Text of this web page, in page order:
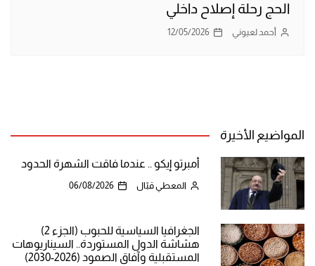
الحج رحلة إصلاح داخلي
أحمد لعيوني 12/05/2026
المواضيع الأخيرة
أمبرتو إيكو .. عندما فاقت الشهرة الحدود
المعطي قبّال 06/08/2026
الجغرافيا السياسية للحبوب (الجزء 2)
هشاشة الدول المستوردة.. السيناريوهات
المستقبلية وآفاق الصمود (2026-2030)